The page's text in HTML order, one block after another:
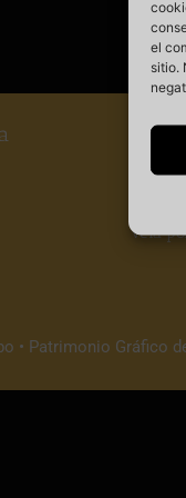
el
sitio.
vela
• Patrimonio Gráfico